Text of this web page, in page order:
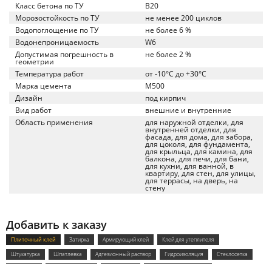
Класс бетона по ТУ
B20
Морозостойкость по ТУ
не менее 200 циклов
Водопоглощение по ТУ
не более 6 %
Водонепроницаемость
W6
Допустимая погрешность в
геометрии
не более 2 %
Температура работ
от -10°C до +30°C
Марка цемента
M500
Дизайн
под кирпич
Вид работ
внешние и внутренние
Область применения
для наружной отделки, для
внутренней отделки, для
фасада, для дома, для забора,
для цоколя, для фундамента,
для крыльца, для камина, для
балкона, для печи, для бани,
для кухни, для ванной, в
квартиру, для стен, для улицы,
для террасы, на дверь, на
стену
Добавить к заказу
Плиточный клей Затирка Армирующий клей
Клей для утеплителя
Штукатурка
Шпатлевка Адгезионный раствор Гидроизоляция
Стеклосетка